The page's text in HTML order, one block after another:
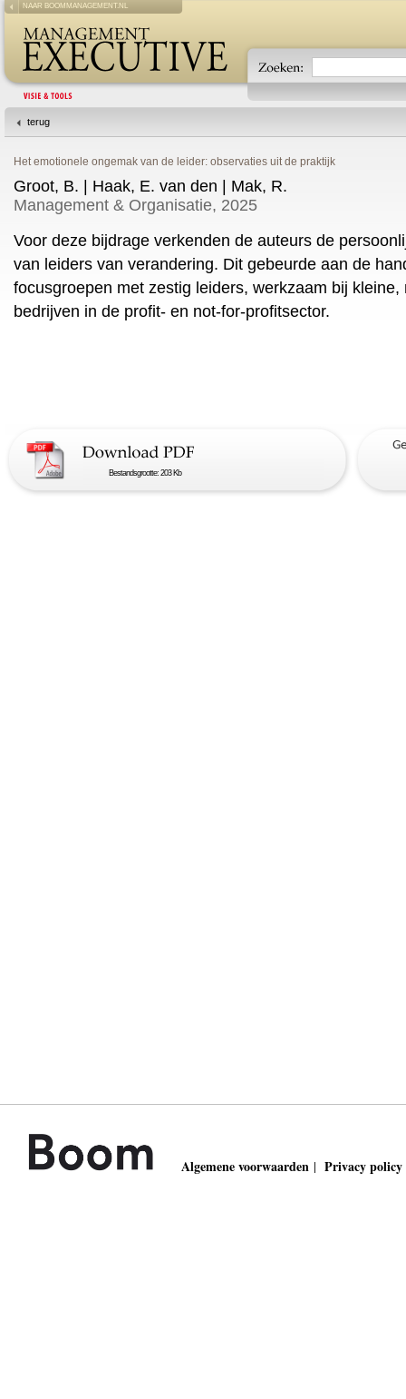
NAAR BOOMMANAGEMENT.NL
terug
Het emotionele ongemak van de leider: observaties uit de praktijk
Groot, B. | Haak, E. van den | Mak, R.
Management & Organisatie, 2025
Voor deze bijdrage verkenden de auteurs de
van leiders van verandering. Dit gebeurde aan de
focusgroepen met zestig leiders, werkzaam bij
bedrijven in de profit- en not-for-profitsector.
Bestandsgrootte: 203 Kb
Algemene voorwaarden | Privacy policy